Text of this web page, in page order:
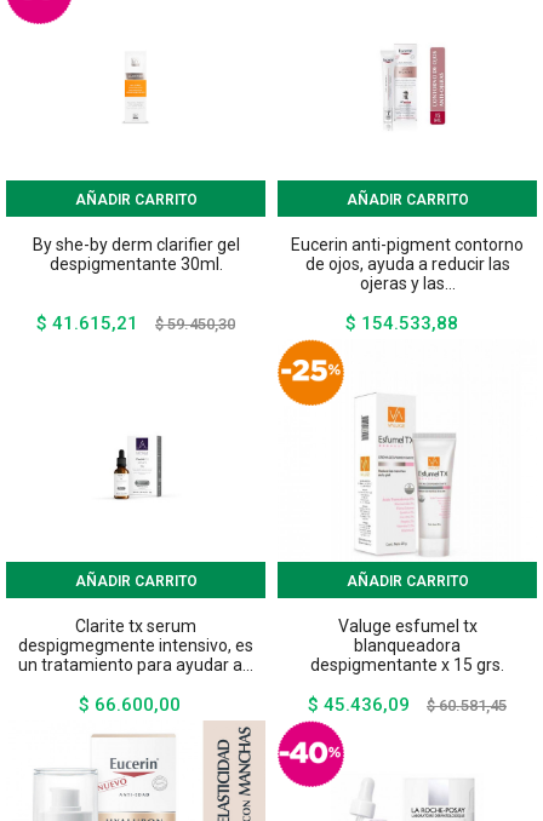
AÑADIR CARRITO
By she-by derm clarifier gel
despigmentante 30ml.
$ 41.615,21
Precio
$ 59.450,30Precio
AÑADIR CARRITO
Eucerin anti-pigment contorno
de ojos, ayuda a reducir las
ojeras y las...
$ 154.533,88
AÑADIR CARRITO
Clarite tx serum
despigmegmente intensivo, es
un tratamiento para ayudar a...
$ 66.600,00
AÑADIR CARRITO
Valuge esfumel tx
blanqueadora
despigmentante x 15 grs.
$ 45.436,09
Precio
$ 60.581,45